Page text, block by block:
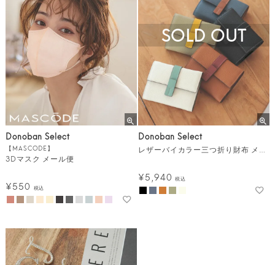
Donoban Select
【MASCODE】
3Dマスク メール便
¥550 税込
Donoban Select
レザーバイカラー三つ折り財布 メール便
¥5,940 税込
SOLD OUT